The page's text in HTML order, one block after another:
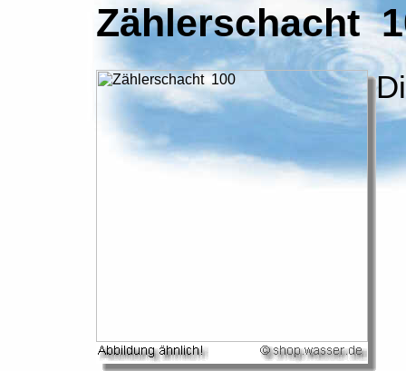
Zählerschacht